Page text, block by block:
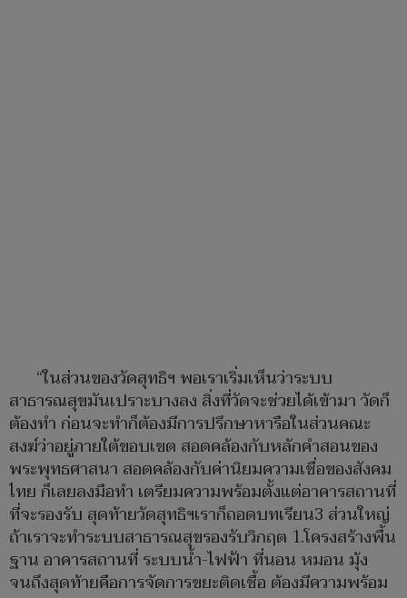
“ในส่วนของวัดสุทธิฯ พอเราเริ่มเห็นว่าระบบ
สาธารณสุขมันเปราะบางลง สิ่งที่วัดจะช่วยได้เข้ามา วัดก็
ต้องทำ ก่อนจะทำก็ต้องมีการปรึกษาหารือในส่วนคณะ
สงฆ์ว่าอยู่ภายใต้ขอบเขต สอดคล้องกับหลักคำสอนของ
พระพุทธศาสนา สอดคล้องกับค่านิยมความเชื่อของสังคม
ไทย ก็เลยลงมือทำ เตรียมความพร้อมตั้งแต่อาคารสถานที่
ที่จะรองรับ สุดท้ายวัดสุทธิฯเราก็ถอดบทเรียน3 ส่วนใหญ่
ถ้าเราจะทำระบบสาธารณสุขรองรับวิกฤต 1.โครงสร้างพื้น
ฐาน อาคารสถานที่ ระบบน้ำ-ไฟฟ้า ที่นอน หมอน มุ้ง
จนถึงสุดท้ายคือการจัดการขยะติดเชื้อ ต้องมีความพร้อม